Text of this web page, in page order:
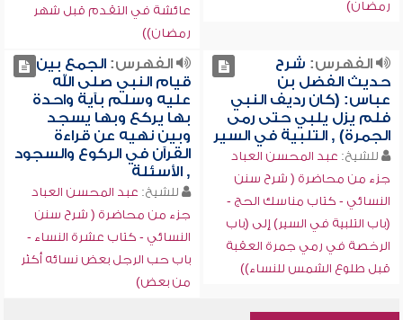
رمضان)
عائشة في التقدم قبل شهر
رمضان))
الفهرس: شرح
حديث الفضل بن
عباس: (كان رديف النبي
فلم يزل يلبي حتى رمى
الجمرة) , التلبية في السير
للشيخ: عبد المحسن العباد
جزء من محاضرة ( شرح سنن
النسائي - كتاب مناسك الحج -
(باب التلبية في السير) إلى (باب
الرخصة في رمي جمرة العقبة
قبل طلوع الشمس للنساء))
الفهرس:الجمع بين
قيام النبي صلى الله
عليه وسلم بآية واحدة
بها يركع وبها يسجد
وبين نهيه عن قراءة
القرآن في الركوع والسجود
, الأسئلة
للشيخ: عبد المحسن العباد
جزء من محاضرة ( شرح سنن
النسائي - كتاب عشرة النساء -
باب حب الرجل بعض نسائه أكثر
من بعض)